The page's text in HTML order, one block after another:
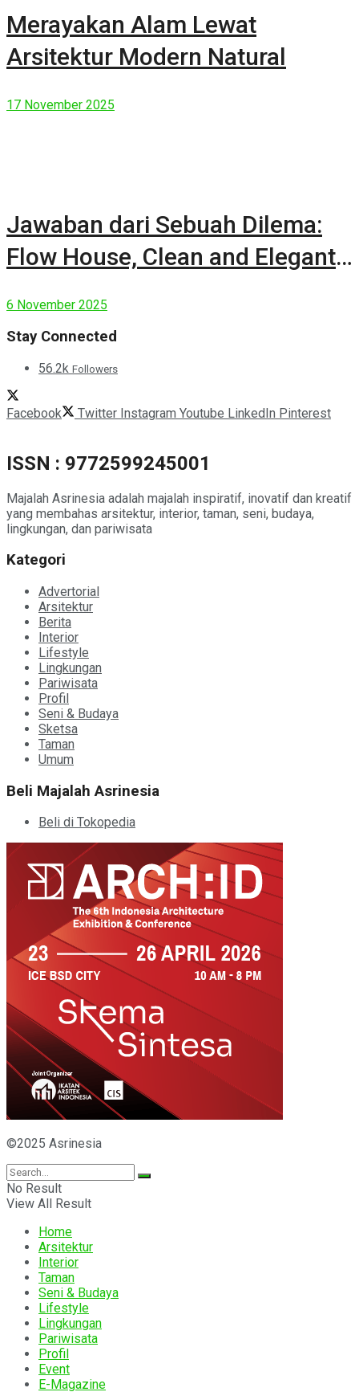
Merayakan Alam Lewat
Arsitektur Modern Natural
17 November 2025
Jawaban dari Sebuah Dilema:
Flow House, Clean and Elegant
6 November 2025
Stay Connected
56.2k Followers
Facebook Twitter Instagram Youtube LinkedIn Pinterest
ISSN : 9772599245001
Majalah Asrinesia adalah majalah inspiratif, inovatif dan kreatif
yang membahas arsitektur, interior, taman, seni, budaya,
lingkungan, dan pariwisata
Kategori
Advertorial
Arsitektur
Berita
Interior
Lifestyle
Lingkungan
Pariwisata
Profil
Seni & Budaya
Sketsa
Taman
Umum
Beli Majalah Asrinesia
Beli di Tokopedia
©2025 Asrinesia
No Result
View All Result
Home
Arsitektur
Interior
Taman
Seni & Budaya
Lifestyle
Lingkungan
Pariwisata
Profil
Event
E-Magazine